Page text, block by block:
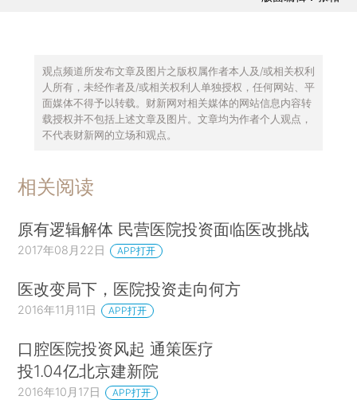
观点频道所发布文章及图片之版权属作者本人及/或相关权利
人所有，未经作者及/或相关权利人单独授权，任何网站、平
面媒体不得予以转载。财新网对相关媒体的网站信息内容转
载授权并不包括上述文章及图片。文章均为作者个人观点，
不代表财新网的立场和观点。
相关阅读
原有逻辑解体 民营医院投资面临医改挑战
2017年08月22日 APP打开
医改变局下，医院投资走向何方
2016年11月11日 APP打开
口腔医院投资风起 通策医疗
投1.04亿北京建新院
2016年10月17日 APP打开